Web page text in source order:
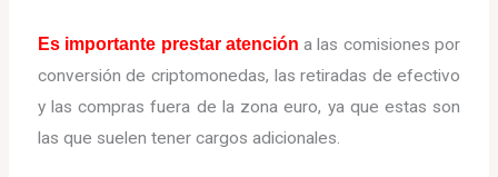
Es importante prestar atención a las comisiones por
conversión de criptomonedas, las retiradas de efectivo
y las compras fuera de la zona euro, ya que estas son
las que suelen tener cargos adicionales.